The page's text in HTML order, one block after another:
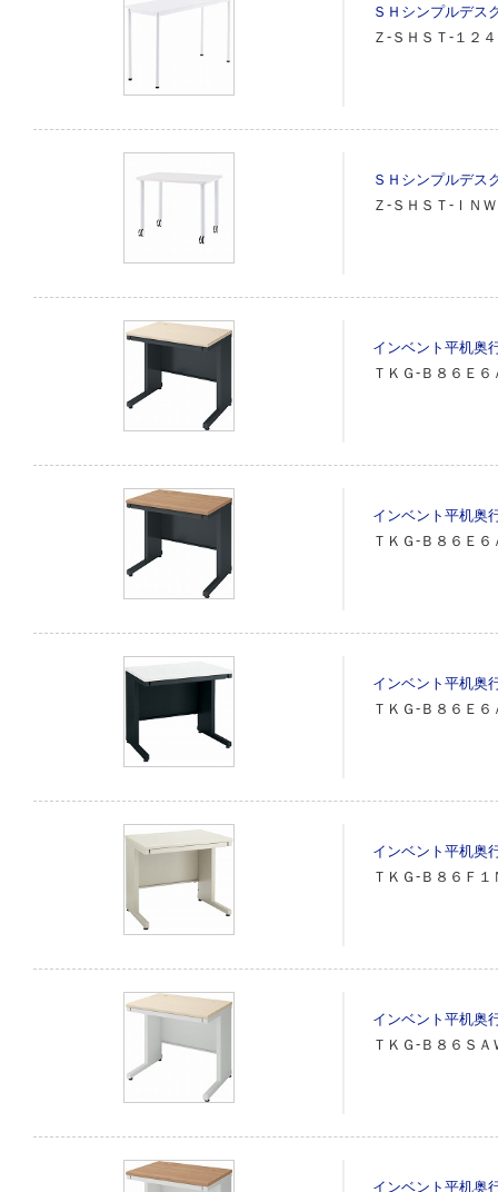
ＳＨシンプルデ
Ｚ‐ＳＨＳＴ‐１２
ＳＨシンプルデ
Ｚ‐ＳＨＳＴ‐ＩＮ
インベント平机奥
ＴＫＧ‐Ｂ８６Ｅ
インベント平机奥
ＴＫＧ‐Ｂ８６Ｅ
インベント平机奥
ＴＫＧ‐Ｂ８６Ｅ
インベント平机奥
ＴＫＧ‐Ｂ８６Ｆ１
インベント平机奥
ＴＫＧ‐Ｂ８６Ｓ
インベント平机奥